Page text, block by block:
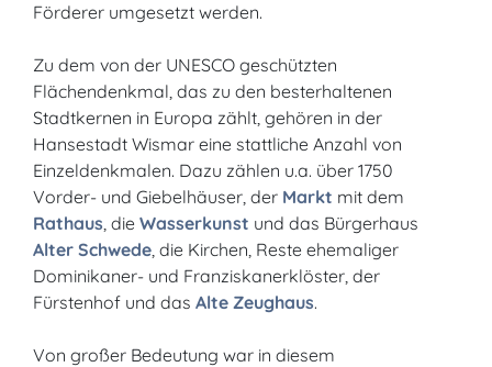
Förderer umgesetzt werden.
Zu dem von der UNESCO geschützten
Flächendenkmal, das zu den besterhaltenen
Stadtkernen in Europa zählt, gehören in der
Hansestadt Wismar eine stattliche Anzahl von
Einzeldenkmalen. Dazu zählen u.a. über 1750
Vorder- und Giebelhäuser, der Markt mit dem
Rathaus, die Wasserkunst und das Bürgerhaus
Alter Schwede, die Kirchen, Reste ehemaliger
Dominikaner- und Franziskanerklöster, der
Fürstenhof und das Alte Zeughaus.
Von großer Bedeutung war in diesem